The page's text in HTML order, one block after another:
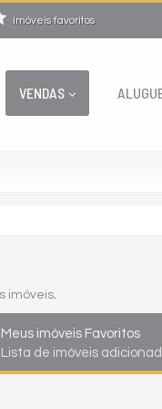
imóveis favoritos
VENDAS
imóveis.
Meus imóveis Favoritos
Lista de imóveis